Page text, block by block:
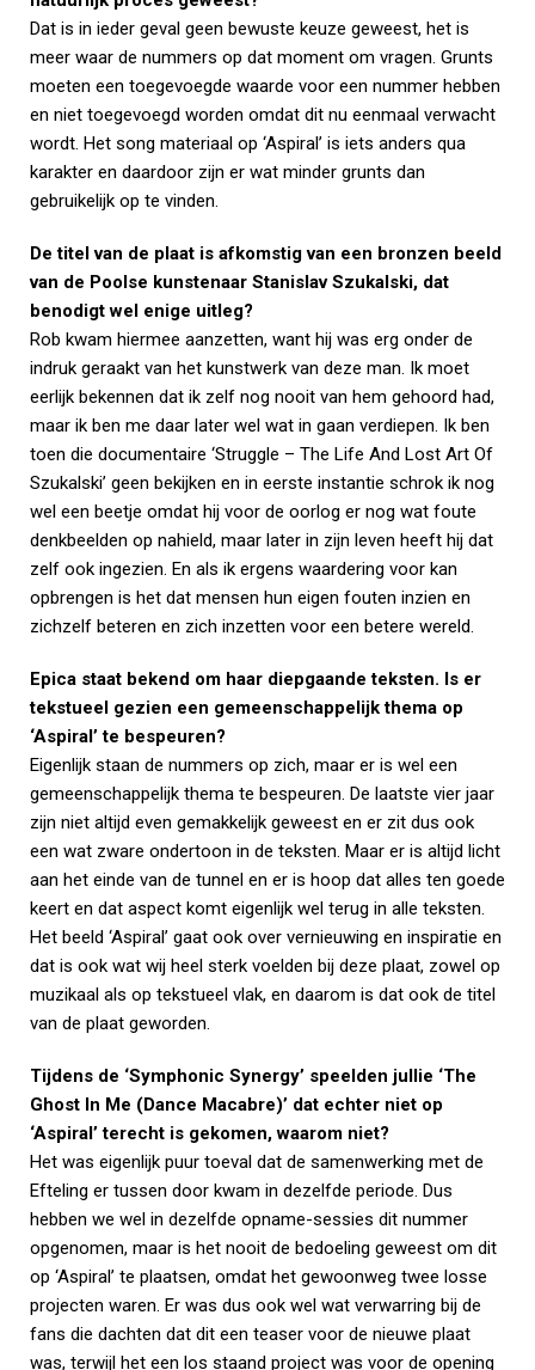
Dat is in ieder geval geen bewuste keuze geweest, het is
meer waar de nummers op dat moment om vragen. Grunts
moeten een toegevoegde waarde voor een nummer hebben
en niet toegevoegd worden omdat dit nu eenmaal verwacht
wordt. Het song materiaal op ‘Aspiral’ is iets anders qua
karakter en daardoor zijn er wat minder grunts dan
gebruikelijk op te vinden.
De titel van de plaat is afkomstig van een bronzen beeld
van de Poolse kunstenaar Stanislav Szukalski, dat
benodigt wel enige uitleg?
Rob kwam hiermee aanzetten, want hij was erg onder de
indruk geraakt van het kunstwerk van deze man. Ik moet
eerlijk bekennen dat ik zelf nog nooit van hem gehoord had,
maar ik ben me daar later wel wat in gaan verdiepen. Ik ben
toen die documentaire ‘Struggle – The Life And Lost Art Of
Szukalski’ geen bekijken en in eerste instantie schrok ik nog
wel een beetje omdat hij voor de oorlog er nog wat foute
denkbeelden op nahield, maar later in zijn leven heeft hij dat
zelf ook ingezien. En als ik ergens waardering voor kan
opbrengen is het dat mensen hun eigen fouten inzien en
zichzelf beteren en zich inzetten voor een betere wereld.
Epica staat bekend om haar diepgaande teksten. Is er
tekstueel gezien een gemeenschappelijk thema op
‘Aspiral’ te bespeuren?
Eigenlijk staan de nummers op zich, maar er is wel een
gemeenschappelijk thema te bespeuren. De laatste vier jaar
zijn niet altijd even gemakkelijk geweest en er zit dus ook
een wat zware ondertoon in de teksten. Maar er is altijd licht
aan het einde van de tunnel en er is hoop dat alles ten goede
keert en dat aspect komt eigenlijk wel terug in alle teksten.
Het beeld ‘Aspiral’ gaat ook over vernieuwing en inspiratie en
dat is ook wat wij heel sterk voelden bij deze plaat, zowel op
muzikaal als op tekstueel vlak, en daarom is dat ook de titel
van de plaat geworden.
Tijdens de ‘Symphonic Synergy’ speelden jullie ‘The
Ghost In Me (Dance Macabre)’ dat echter niet op
‘Aspiral’ terecht is gekomen, waarom niet?
Het was eigenlijk puur toeval dat de samenwerking met de
Efteling er tussen door kwam in dezelfde periode. Dus
hebben we wel in dezelfde opname-sessies dit nummer
opgenomen, maar is het nooit de bedoeling geweest om dit
op ‘Aspiral’ te plaatsen, omdat het gewoonweg twee losse
projecten waren. Er was dus ook wel wat verwarring bij de
fans die dachten dat dit een teaser voor de nieuwe plaat
was, terwijl het een los staand project was voor de opening